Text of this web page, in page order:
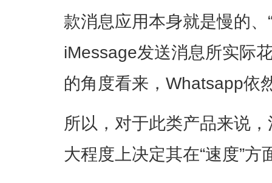
款消息应用本身就是慢的
iMessage发送消息所实际
的角度看来，Whatsapp依
所以，对于此类产品来说
大程度上决定其在“速度”